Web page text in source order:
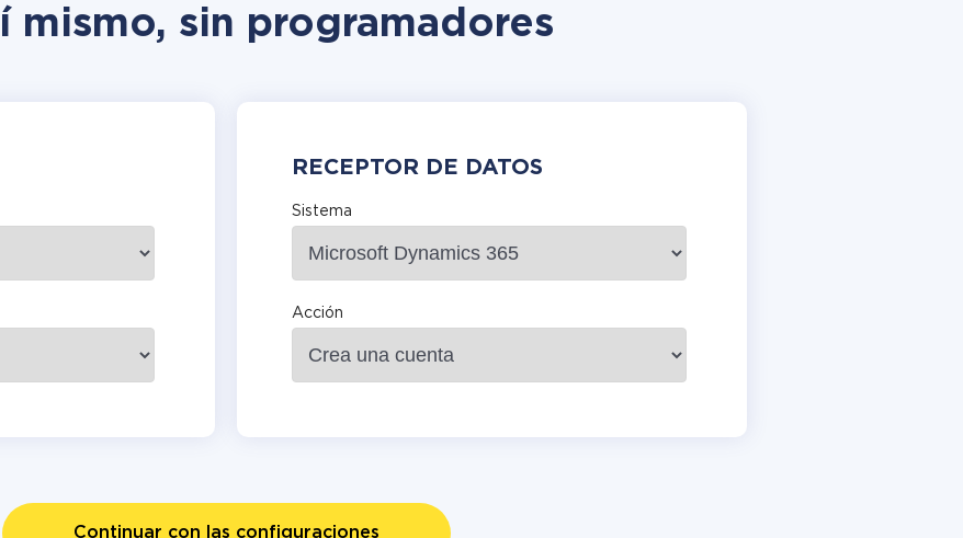
mismo, sin programadores
RECEPTOR DE DATOS
Sistema
Acción
Continuar con las configuraciones